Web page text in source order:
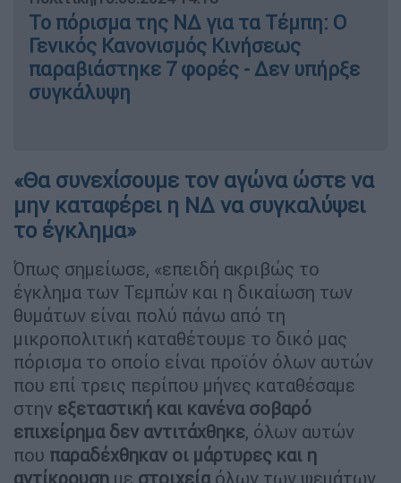
Το πόρισμα της ΝΔ για τα Τέμπη: Ο
Γενικός Κανονισμός Κινήσεως
παραβιάστηκε 7 φορές - Δεν υπήρξε
συγκάλυψη
«Θα συνεχίσουμε τον αγώνα ώστε να
μην καταφέρει η ΝΔ να συγκαλύψει
το έγκλημα»
Όπως σημείωσε, «επειδή ακριβώς το
έγκλημα των Τεμπών και η δικαίωση των
θυμάτων είναι πολύ πάνω από τη
μικροπολιτική καταθέτουμε το δικό μας
πόρισμα το οποίο είναι προϊόν όλων αυτών
που επί τρεις περίπου μήνες καταθέσαμε
στην εξεταστική και κανένα σοβαρό
επιχείρημα δεν αντιτάχθηκε, όλων αυτών
που παραδέχθηκαν οι μάρτυρες και η
αντίκρουση με στοιχείαόλων των ψεμάτων